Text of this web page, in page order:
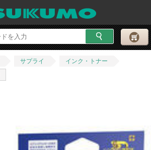
サプライ
インク・トナー